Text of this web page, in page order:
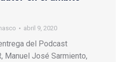
abril 9, 2020
del Podcast
Manuel José Sarmiento,